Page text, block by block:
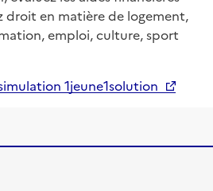
droit en matière de logement,
emploi, culture, sport
1jeune1solution